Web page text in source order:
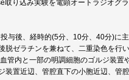
り込み実験を電顕オートラジオグ
与後、経時的(5分、10分、40分)に
ゼラチンを兼ねて、二重染色を行
管内と一部の明調細胞のゴルジ装置
置近辺、管腔直下の小胞近辺、管